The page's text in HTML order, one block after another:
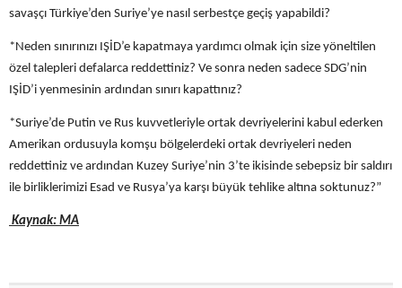
savaşçı Türkiye’den Suriye’ye nasıl serbestçe geçiş yapabildi?
*Neden sınırınızı IŞİD’e kapatmaya yardımcı olmak için size yöneltilen
özel talepleri defalarca reddettiniz? Ve sonra neden sadece SDG’nin
IŞİD’i yenmesinin ardından sınırı kapattınız?
*Suriye’de Putin ve Rus kuvvetleriyle ortak devriyelerini kabul ederken
Amerikan ordusuyla komşu bölgelerdeki ortak devriyeleri neden
reddettiniz ve ardından Kuzey Suriye’nin 3’te ikisinde sebepsiz bir saldırı
ile birliklerimizi Esad ve Rusya’ya karşı büyük tehlike altına soktunuz?”
Kaynak: MA